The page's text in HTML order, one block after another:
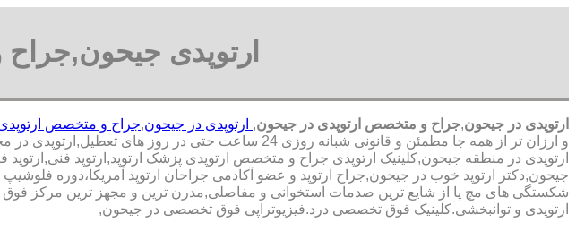
ارتوپدی
ارتوپدی در جیحون,جراح و متخصص ارتوپدی در جیحون, ارتوپدی در جیحون,جراح و متخصص
و ارزان تر از همه جا مطمئن و قانونی شبانه روزی 24 ساعت حتی در روز های تعطیل,ارتوپدی در محدوده جیحون,
ارتوپدی در منطقه جیحون,کلینیک ارتوپدی جراح و متخصص ارتوپدی پزشک ارتوپد,ارتوپد
جیحون,دکتر ارتوپد خوب در جیحون,جراح ارتوپد و عضو آکادمی جراحان ارتوپد آمریکا،دوره
شکستگی های مچ پا از شایع ترین صدمات استخوانی و مفاصلی,مدرن ترین و مجهز ترین مرکز
ارتوپدی و توانبخشی.کلینیک فوق تخصصی درد.فیزیوتراپی فوق تخصصی در جیحون,